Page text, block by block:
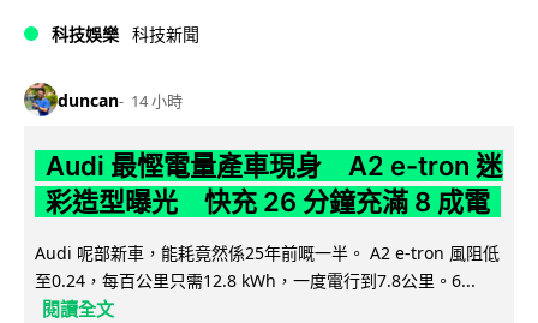
科技娛樂 科技新聞
duncan 14 小時
Audi 最慳電量產車現身 A2 e-tron 迷
彩造型曝光 快充 26 分鐘充滿 8 成電
Audi 呢部新車，能耗竟然係25年前嘅一半。 A2 e-tron 風阻低
至0.24，每百公里只需12.8 kWh，一度電行到7.8公里。6...
閱讀全文